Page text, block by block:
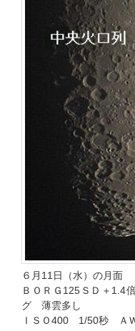
６月11日（水）の月面
ＢＯＲＧ125ＳＤ＋
グ 薄雲多し
ＩＳＯ400 1/50秒 Ａ